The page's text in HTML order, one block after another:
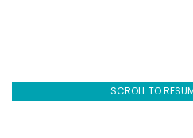
SCROLL TO